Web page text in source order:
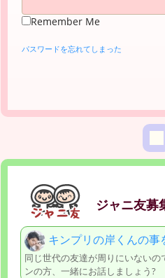
Remember Me
パスワードを忘れてしまった
ジャニ友募
キンプリの岸くんの事
同じ世代の友達が周りにいない
ンの方、一緒にお話しましょう?